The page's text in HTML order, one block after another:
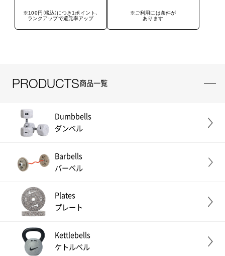
※100円（税込）につき1ポイント、
ランクアップで還元率アップ
※ご利用には条件が
あります
PRODUCTS商品一覧
Dumbbells
ダンベル
Barbells
バーベル
Plates
プレート
Kettlebells
ケトルベル